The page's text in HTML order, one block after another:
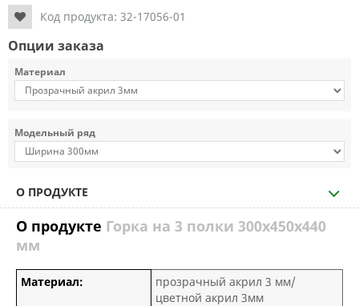
Код продукта: 32-17056-01
Опции заказа
Материал
Модельный ряд
О ПРОДУКТЕ
О продукте Горка на 3 полки 300х450х440
мм
Материал:
прозрачный акрил 3 мм/
цветной акрил 3мм